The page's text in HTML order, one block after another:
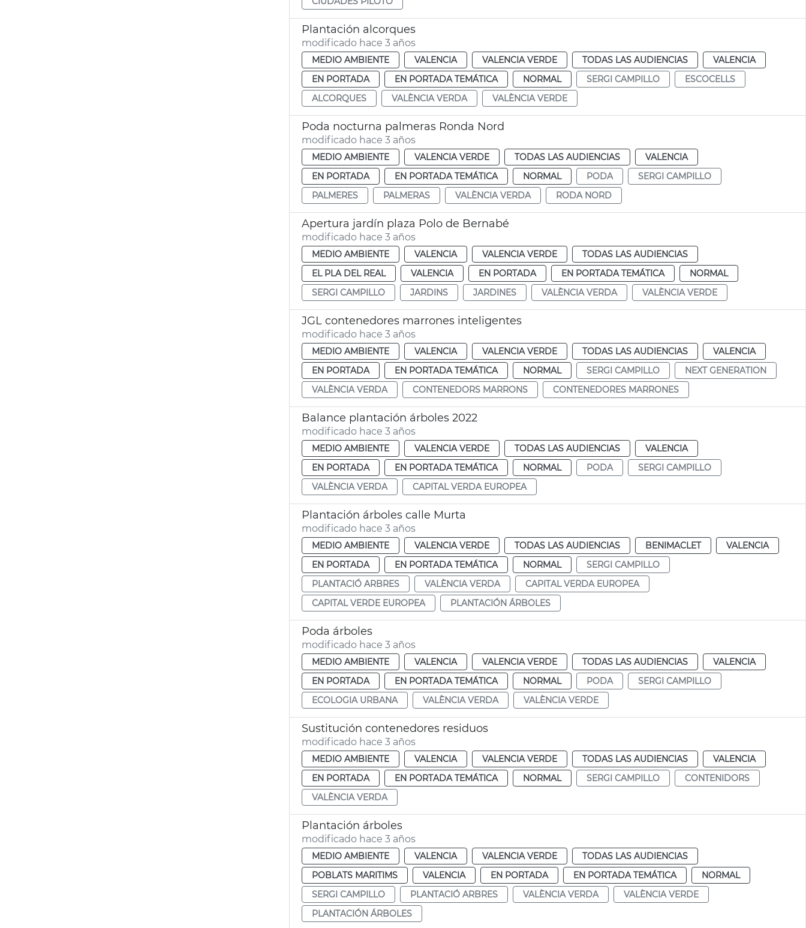
Plantación alcorques
modificado hace 3 años
MEDIO AMBIENTE VALENCIA VALENCIA VERDE TODAS LAS AUDIENCIAS
VALENCIA
EN PORTADA
EN PORTADA TEMÁTICA NORMAL SERGI CAMPILLO
ESCOCELLS
ALCORQUES
VALÈNCIA VERDA VALÈNCIA VERDE
Poda nocturna palmeras Ronda Nord
modificado hace 3 años
MEDIO AMBIENTE VALENCIA VERDE TODAS LAS AUDIENCIAS
VALENCIA
EN PORTADA
EN PORTADA TEMÁTICA NORMAL PODA
SERGI CAMPILLO
PALMERES
PALMERAS VALÈNCIA VERDA RODA NORD
Apertura jardín plaza Polo de Bernabé
modificado hace 3 años
MEDIO AMBIENTE VALENCIA VALENCIA VERDE
TODAS LAS AUDIENCIAS
EL PLA DEL REAL
VALENCIA EN PORTADA EN PORTADA TEMÁTICA
NORMAL
SERGI CAMPILLO
JARDINS JARDINES VALÈNCIA VERDA VALÈNCIA VERDE
JGL contenedores marrones inteligentes
modificado hace 3 años
MEDIO AMBIENTE VALENCIA VALENCIA VERDE TODAS LAS AUDIENCIAS
VALENCIA
EN PORTADA
EN PORTADA TEMÁTICA NORMAL SERGI CAMPILLO
NEXT GENERATION
VALÈNCIA VERDA
CONTENEDORS MARRONS CONTENEDORES MARRONES
Balance plantación árboles 2022
modificado hace 3 años
MEDIO AMBIENTE VALENCIA VERDE TODAS LAS AUDIENCIAS
VALENCIA
EN PORTADA
EN PORTADA TEMÁTICA NORMAL PODA
SERGI CAMPILLO
VALÈNCIA VERDA
CAPITAL VERDA EUROPEA
Plantación árboles calle Murta
modificado hace 3 años
MEDIO AMBIENTE VALENCIA VERDE TODAS LAS AUDIENCIAS BENIMACLET
VALENCIA
EN PORTADA
EN PORTADA TEMÁTICA NORMAL
SERGI CAMPILLO
PLANTACIÓ ARBRES
VALÈNCIA VERDA
CAPITAL VERDA EUROPEA
CAPITAL VERDE EUROPEA
PLANTACIÓN ÁRBOLES
Poda árboles
modificado hace 3 años
MEDIO AMBIENTE VALENCIA VALENCIA VERDE TODAS LAS AUDIENCIAS
VALENCIA
EN PORTADA
EN PORTADA TEMÁTICA NORMAL PODA
SERGI CAMPILLO
ECOLOGIA URBANA
VALÈNCIA VERDA VALÈNCIA VERDE
Sustitución contenedores residuos
modificado hace 3 años
MEDIO AMBIENTE VALENCIA VALENCIA VERDE TODAS LAS AUDIENCIAS
VALENCIA
EN PORTADA
EN PORTADA TEMÁTICA NORMAL SERGI CAMPILLO
CONTENIDORS
VALÈNCIA VERDA
Plantación árboles
modificado hace 3 años
MEDIO AMBIENTE VALENCIA VALENCIA VERDE
TODAS LAS AUDIENCIAS
POBLATS MARITIMS
VALENCIA EN PORTADA EN PORTADA TEMÁTICA
NORMAL
SERGI CAMPILLO
PLANTACIÓ ARBRES VALÈNCIA VERDA
VALÈNCIA VERDE
PLANTACIÓN ÁRBOLES